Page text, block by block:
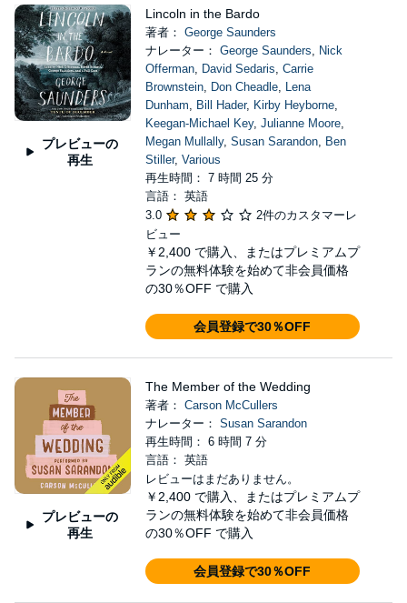
プレビューの
再生
Lincoln in the Bardo
著者： George Saunders
ナレーター： George Saunders, Nick
Offerman, David Sedaris, Carrie
Brownstein, Don Cheadle, Lena
Dunham, Bill Hader, Kirby Heyborne,
Keegan-Michael Key, Julianne Moore,
Megan Mullally, Susan Sarandon, Ben
Stiller, Various
再生時間： 7 時間 25 分
言語： 英語
3.0
2件のカスタマーレ
ビュー
￥2,400 で購入、またはプレミアムプ
ランの無料体験を始めて非会員価格
の30％OFF で購入
会員登録で30％OFF
プレビューの
再生
The Member of the Wedding
著者： Carson McCullers
ナレーター： Susan Sarandon
再生時間： 6 時間 7 分
言語： 英語
レビューはまだありません。
￥2,400 で購入、またはプレミアムプ
ランの無料体験を始めて非会員価格
の30％OFF で購入
会員登録で30％OFF